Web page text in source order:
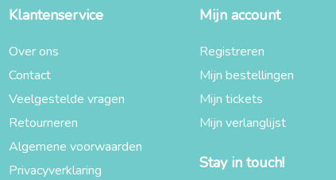
Klantenservice
Over ons
Contact
Veelgestelde vragen
Retourneren
Algemene voorwaarden
Privacyverklaring
Mijn account
Registreren
Mijn bestellingen
Mijn tickets
Mijn verlanglijst
Stay in touch!